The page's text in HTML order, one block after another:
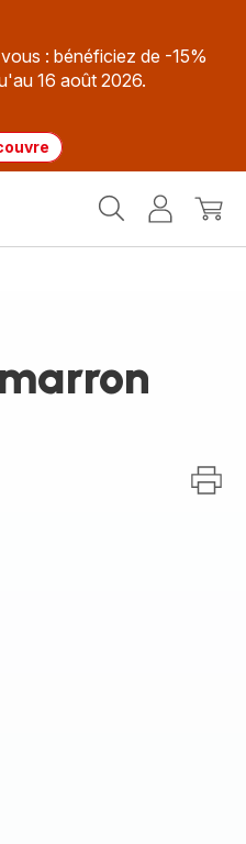
: bénéficiez de -15%
16 août 2026.
MonMon